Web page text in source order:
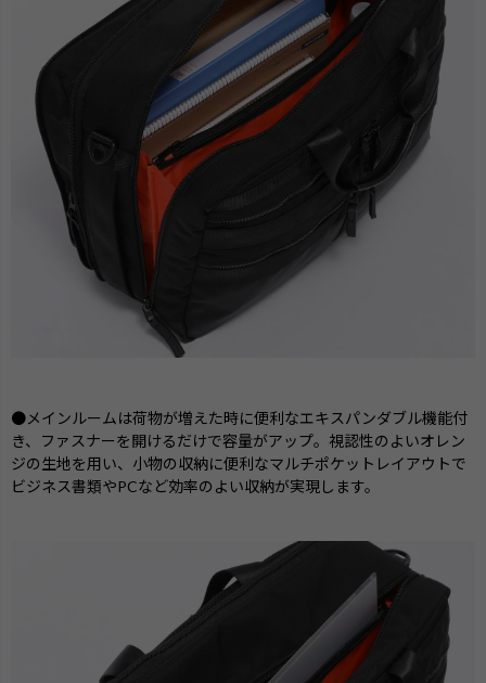
●メインルームは荷物が増えた時に便利なエキスパンダブル機能付
き、ファスナーを開けるだけで容量がアップ。視認性のよいオレン
ジの生地を用い、小物の収納に便利なマルチポケットレイアウトで
ビジネス書類やPCなど効率のよい収納が実現します。